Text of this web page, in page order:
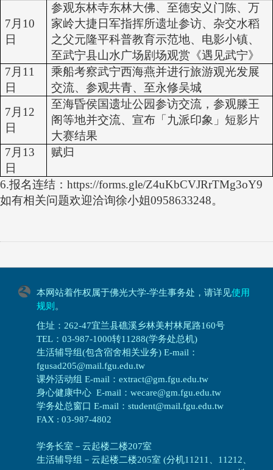
7月 10
日
参观东林寺东林大佛、至德安义门陈、万
家岭大捷日军指挥所遗址参访、杂交水稻
之父元隆平科普教育示范地、电影小镇、
至武宁县山水广场剧场观赏《遇见武宁》
7月 11
日
乘船考察武宁西海燕并进行旅游观光发展
交流、参观共青、至永修吴城
7月 12
日
至海昏侯国遗址公园参访交流，参观滕王
阁等地并交流、宣布「九派印象」短影片
大赛结果
7月 13
日
赋归
6.报名连结：https://forms.gle/Z4uKbCVJRrTMg3oY9
如有相关问题欢迎洽询徐小姐0958633248。
本网站着作权属于佛光大学-学生事务处，请详见使用
规则 。
住址：262-47宜兰县礁溪乡林美村林尾路160号
TEL：03-987-1000转11288(学务处总机)
生活辅导组(包含宿舍相关业务) E-mail：
fgusad205@mail.fgu.edu.tw
课外活动组 E-mail：extract@gm.fgu.edu.tw
身心健康中心 E-mail：wecare@gm.fgu.edu.tw
学务处总窗口 E-mail：student@mail.fgu.edu.tw
FAX : 03-987-4802
学务长室－云起楼二楼207室
生活辅导组 － 云起楼二楼205室 (分机11211、11212、